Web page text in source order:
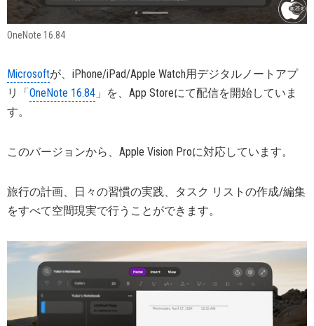
OneNote 16.84
Microsoftが、iPhone/iPad/Apple Watch用デジタルノートアプ
リ「 OneNote 16.84 」を、App Storeにて配信を開始していま
す。
このバージョンから、Apple Vision Proに対応しています。
旅行の計画、日々の習慣の実践、タスク リストの作成/編集
をすべて空間現実で行うことができます。